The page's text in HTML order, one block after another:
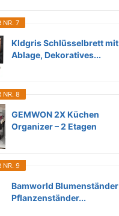
NR. 7
Kldgris Schlüsselbrett mit
Ablage, Dekoratives...
NR. 8
GEMWON 2X Küchen
Organizer – 2 Etagen
NR. 9
Bamworld Blumenständer
Pflanzenständer...